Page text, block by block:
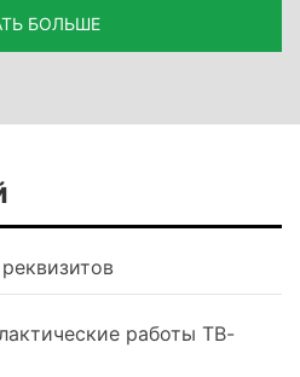
БОЛЬШЕ
работы ТВ-